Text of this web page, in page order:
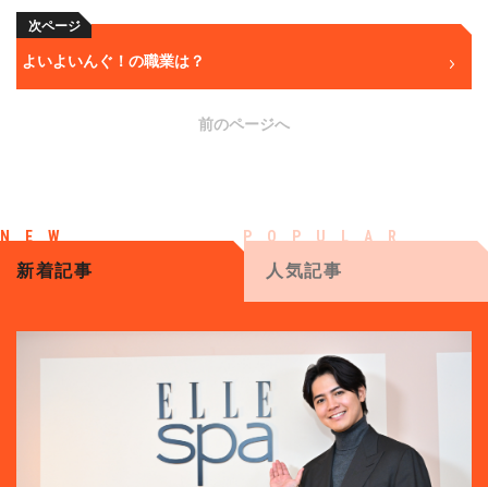
次ページ
よいよいんぐ！の職業は？
前のページへ
新着記事 人気記事